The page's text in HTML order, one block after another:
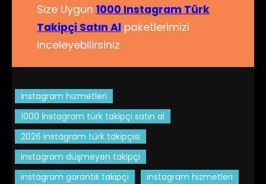
Size Uygun 1000 Instagram Türk
Takipçi Satın Al paketlerimizi
inceleyebilirsiniz
İnstagram hizmetleri
1000 İnstagram türk takipçi satın al
2026 instagram türk takipçisi
instagram düşmeyen takipçi
instagram garantili takipçi
instagram hizmetleri